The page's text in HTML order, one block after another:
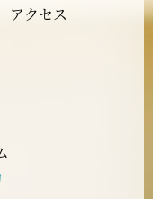
アクセス